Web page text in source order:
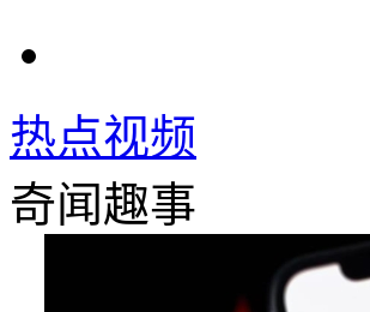
热点视频
奇闻趣事